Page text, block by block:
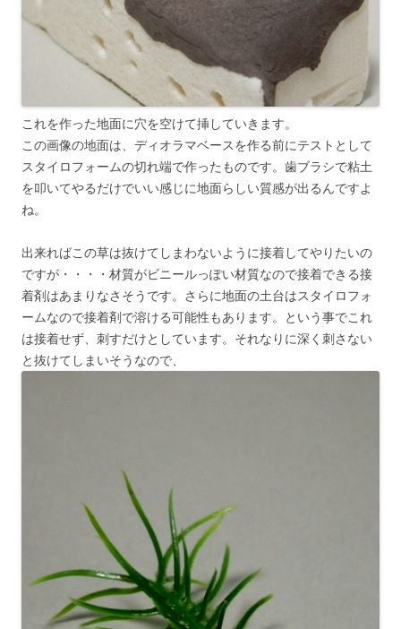
これを作った地面に穴を空けて挿していきます。
この画像の地面は、ディオラマベースを作る前にテストとして
スタイロフォームの切れ端で作ったものです。歯ブラシで粘土
を叩いてやるだけでいい感じに地面らしい質感が出るんですよ
ね。
出来ればこの草は抜けてしまわないように接着してやりたいの
ですが・・・・材質がビニールっぽい材質なので接着できる接
着剤はあまりなさそうです。さらに地面の土台はスタイロフォ
ームなので接着剤で溶ける可能性もあります。という事でこれ
は接着せず、刺すだけとしています。それなりに深く刺さない
と抜けてしまいそうなので、